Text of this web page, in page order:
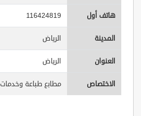
هاتف أول 116424819
المدينة الرياض
العنوان الرياض
الاختصاص مطابع طباعة وخدمات